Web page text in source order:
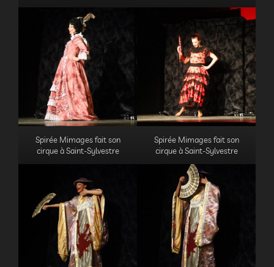
Spirée Mimages fait son
cirque à Saint-Sylvestre
Spirée Mimages fait son
cirque à Saint-Sylvestre